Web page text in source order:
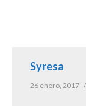
Syresa
26 enero, 2017